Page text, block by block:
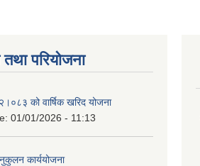
परियोजना
को वार्षिक खरिद योजना
01/01/2026 - 11:13
कार्ययोजना